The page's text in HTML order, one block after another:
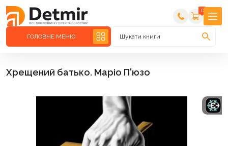
0
ГОЛОВНЕ МЕНЮ Шукати книги
Хрещений батько. Маріо П'юзо